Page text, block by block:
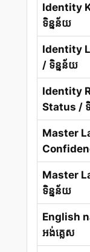
Identity
ទិន្នន័យ
Identity
/ ទិន្នន័យ
Identity
Status /
Master
Master
ទិន្នន័យ
English
អង់គ្លេស